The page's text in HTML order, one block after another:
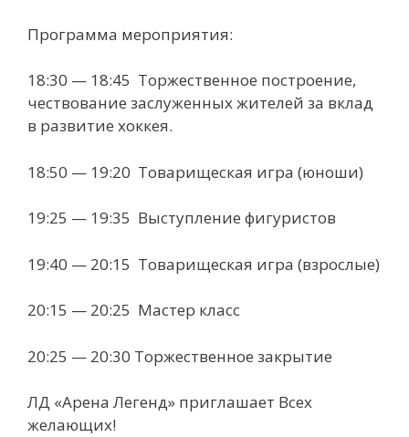
Программа мероприятия:
18:30 — 18:45 Торжественное построение,
чествование заслуженных жителей за вклад
в развитие хоккея.
18:50 — 19:20 Товарищеская игра (юноши)
19:25 — 19:35 Выступление фигуристов
19:40 — 20:15 Товарищеская игра (взрослые)
20:15 — 20:25 Мастер класс
20:25 — 20:30 Торжественное закрытие
ЛД «Арена Легенд» приглашает Всех
желающих!